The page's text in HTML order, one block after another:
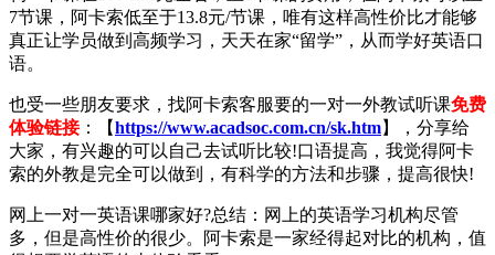
7节课，阿卡索低至于13.8元/节课，唯有这样高性价比才能够
真正让学员做到高频学习，天天在家“留学”，从而学好英语口
语。
也受一些朋友要求，找阿卡索客服要的一对一外教试听课免费
体验链接：【https://www.acadsoc.com.cn/sk.htm】，分享给
大家，有兴趣的可以自己去试听比较!口语提高，我觉得阿卡
索的外教是完全可以做到，有科学的方法和步骤，提高很快!
网上一对一英语课哪家好?总结：网上的英语学习机构尽管
多，但是高性价的很少。阿卡索是一家经得起对比的机构，值